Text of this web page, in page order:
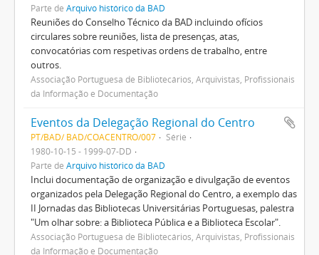
Parte de Arquivo histórico da BAD
Reuniões do Conselho Técnico da BAD incluindo ofícios
circulares sobre reuniões, lista de presenças, atas,
convocatórias com respetivas ordens de trabalho, entre
outros.
Associação Portuguesa de Bibliotecários, Arquivistas, Profissionais
da Informação e Documentação
Eventos da Delegação Regional do Centro
PT/BAD/ BAD/COACENTRO/007
Série
1980-10-15 - 1999-07-DD
Parte de Arquivo histórico da BAD
Inclui documentação de organização e divulgação de eventos
organizados pela Delegação Regional do Centro, a exemplo das
II Jornadas das Bibliotecas Universitárias Portuguesas, palestra
"Um olhar sobre: a Biblioteca Pública e a Biblioteca Escolar".
Associação Portuguesa de Bibliotecários, Arquivistas, Profissionais
da Informação e Documentação